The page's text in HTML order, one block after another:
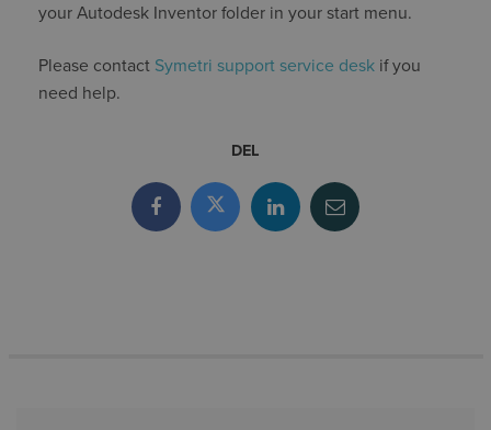
your Autodesk Inventor folder in your start menu.
Please contact Symetri support service desk if you
need help.
DEL